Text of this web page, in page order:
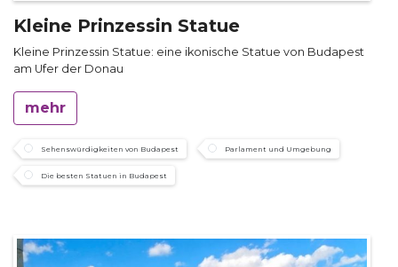
Kleine Prinzessin Statue
Kleine Prinzessin Statue: eine ikonische Statue von Budapest
am Ufer der Donau
mehr
Sehenswürdigkeiten von Budapest Parlament und Umgebung
Die besten Statuen in Budapest